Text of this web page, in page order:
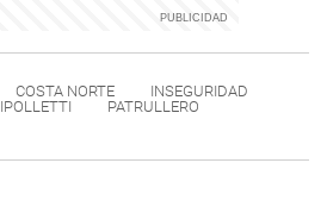
COSTA NORTE
INSEGURIDAD
PATRULLERO